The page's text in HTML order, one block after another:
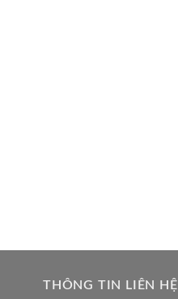
THÔNG TIN LIÊN HỆ